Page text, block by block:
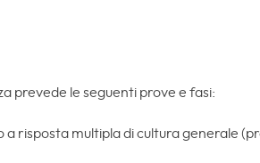
prevede le seguenti prove e fasi:
risposta multipla di cultura generale